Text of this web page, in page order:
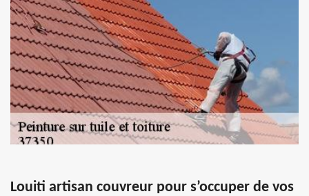
Louiti artisan couvreur pour s’occuper de vos